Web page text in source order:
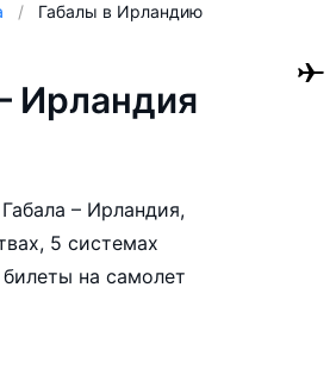
Габалы в Ирландию
Ирландия
– Ирландия,
5 системах
на самолет